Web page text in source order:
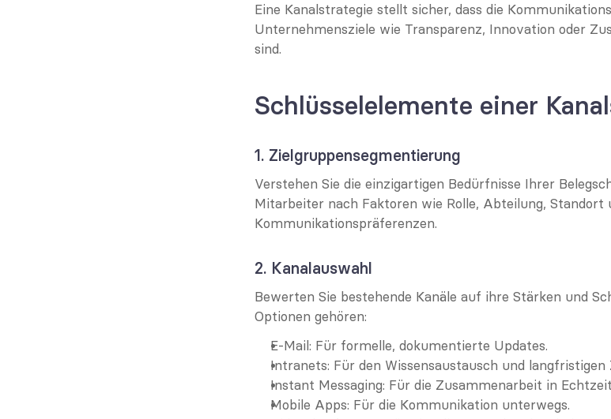
Eine Kanalstrategie stellt sicher, dass die
Unternehmensziele wie Transparenz, Innovation oder
sind.
Schlüsselelemente einer
1. Zielgruppensegmentierung
Verstehen Sie die einzigartigen Bedürfnisse Ihrer
Mitarbeiter nach Faktoren wie Rolle, Abteilung, Standort
Kommunikationspräferenzen.
2. Kanalauswahl
Bewerten Sie bestehende Kanäle auf ihre Stärken und
Optionen gehören:
E-Mail: Für formelle, dokumentierte Updates.
Intranets: Für den Wissensaustausch und langfristigen
Instant Messaging: Für die Zusammenarbeit in
Mobile Apps: Für die Kommunikation unterwegs.